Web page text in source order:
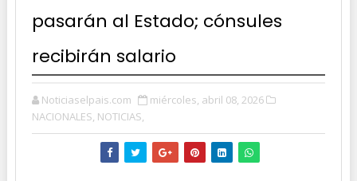
pasarán al Estado; cónsules
recibirán salario
Noticiaselpais.com
miércoles, abril 08, 2026
NACIONALES, NOTICIAS,